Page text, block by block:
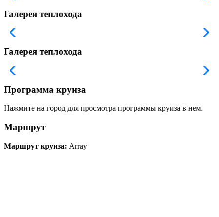
Галерея теплохода
Галерея теплохода
Программа круиза
Нажмите на город для просмотра программы круиза в нем.
Маршрут
Маршрут круиза: Array